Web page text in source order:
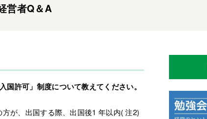
営者Q＆A
許可」制度について教えてください。
が、出国する際、出国後1 年以内( 注2)